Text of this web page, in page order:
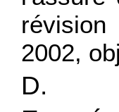
2002,
D.